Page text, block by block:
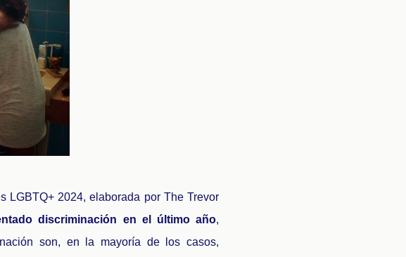
LGBTQ+ 2024, elaborada por The Trevor
discriminación en el último año,
son, en la mayoría de los casos,